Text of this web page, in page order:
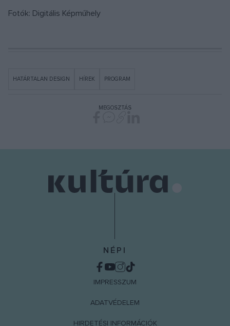
Fotók: Digitális Képműhely
HATÁRTALAN DESIGN HÍREK PROGRAM
MEGOSZTÁS
NÉPI
IMPRESSZUM
ADATVÉDELEM
HIRDETÉSI INFORMÁCIÓK